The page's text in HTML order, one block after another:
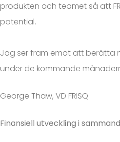
produkten och teamet så att
potential.
Jag ser fram emot att berätta
under de kommande
George Thaw, VD FRISQ
Finansiell utveckling i